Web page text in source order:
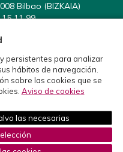
Bilbao (BIZKAIA)
11 99
de cookies
persistentes para analizar
hábitos de navegación.
sobre las cookies que se
Aviso de cookies
las necesarias